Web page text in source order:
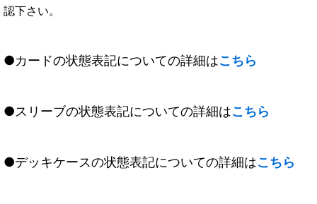
認下さい。
●カードの状態表記についての詳細はこちら
●スリーブの状態表記についての詳細はこちら
●デッキケースの状態表記についての詳細はこちら